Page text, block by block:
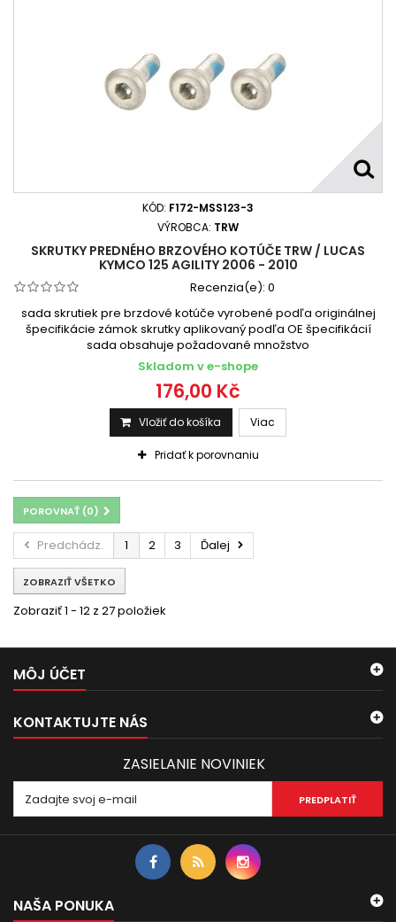
KÓD: F172-MSS123-3
VÝROBCA: TRW
SKRUTKY PREDNÉHO BRZOVÉHO KOTÚČE TRW / LUCAS
KYMCO 125 AGILITY 2006 - 2010
Recenzia(e): 0
sada skrutiek pre brzdové kotúče vyrobené podľa originálnej
špecifikácie zámok skrutky aplikovaný podľa OE špecifikácií
sada obsahuje požadované množstvo
Skladom v e-shope
176,00 Kč
Vložiť do košíka Viac
Pridať k porovnaniu
POROVNAŤ (0)
Predchádz. 1 2 3 Ďalej
ZOBRAZIŤ VŠETKO
Zobraziť 1 - 12 z 27 položiek
MÔJ ÚČET
KONTAKTUJTE NÁS
ZASIELANIE NOVINIEK
PREDPLATIŤ
NAŠA PONUKA